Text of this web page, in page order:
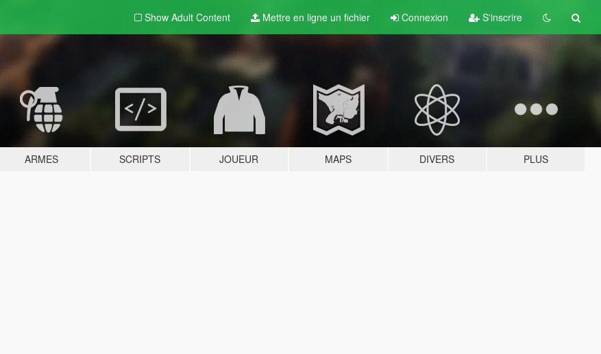
Show Adult Content Mettre en ligne un fichier Connexion S'inscrire
ARMES SCRIPTS JOUEUR MAPS DIVERS PLUS